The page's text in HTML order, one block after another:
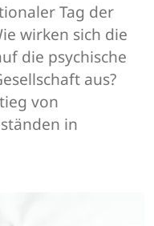
Tag der
wirken sich die
die psychische
aus?
von
in